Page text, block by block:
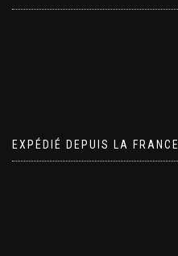
EXPÉDIÉ DEPUIS LA FRANCE